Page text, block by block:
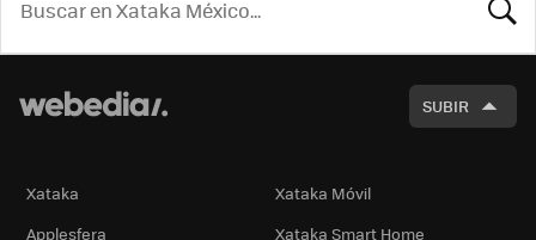
SUBIR
Xataka
Xataka Móvil
Applesfera
Xataka Smart Home